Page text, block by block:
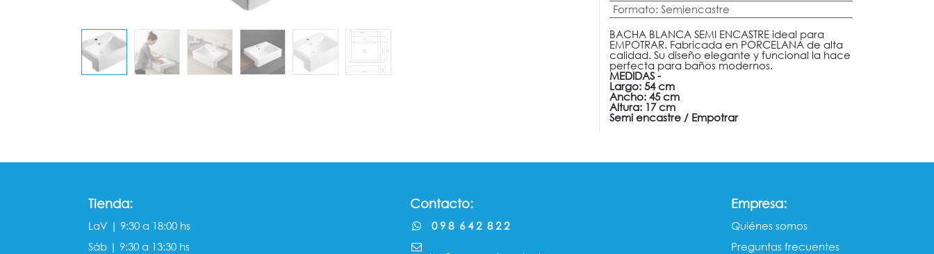
Formato: Semiencastre
BACHA BLANCA SEMI ENCASTRE ideal para
EMPOTRAR. Fabricada en PORCELANA de alta
calidad. Su diseño elegante y funcional la hace
perfecta para baños modernos.
MEDIDAS -
Largo: 54 cm
Ancho: 45 cm
Altura: 17 cm
Semi encastre / Empotrar
Empresa:
Quiénes somos​​
Preguntas frecuentes
Tienda:
LaV | 9:30 a 18:00 hs
Sáb | 9:30 a 13:30 hs
Contacto:
0 9 8 6 4 2 8 2 2